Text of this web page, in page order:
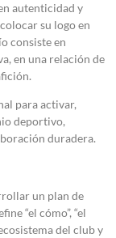
autenticidad y
su logo en
consiste en
en una relación de
para activar,
deportivo,
duradera.
un plan de
“el cómo”, “el
del club y